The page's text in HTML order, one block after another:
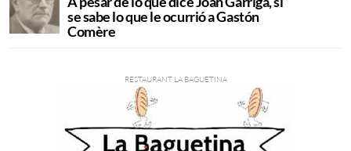
se sabe lo que le ocurrió a Gastón
Comère